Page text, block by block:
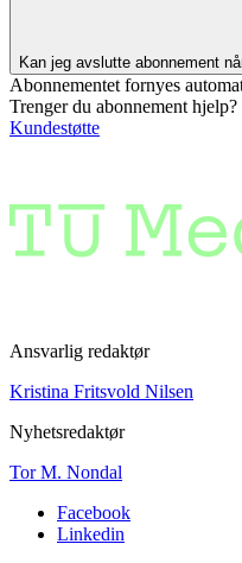
Kan jeg avslutte abonnement
Abonnementet fornyes
Trenger du abonnement
Kundestøtte
Ansvarlig redaktør
Kristina Fritsvold Nilsen
Nyhetsredaktør
Tor M. Nondal
Facebook
Linkedin